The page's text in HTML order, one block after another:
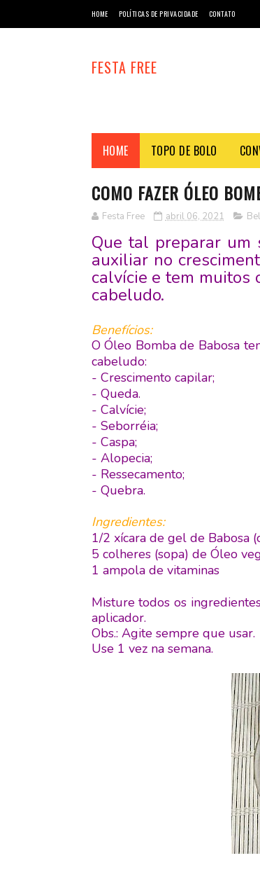
HOME POLÍTICAS DE PRIVACIDADE CONTATO
FESTA FREE
HOME TOPO DE BOLO
COMO FAZER ÓLEO
Festa Free abril 06, 2021
Que tal preparar um
auxiliar no
calvície e tem muitos
cabeludo.
Benefícios:
O Óleo Bomba de Babosa
cabeludo:
- Crescimento capilar;
- Queda.
- Calvície;
- Seborréia;
- Caspa;
- Alopecia;
- Ressecamento;
- Quebra.
Ingredientes:
1/2 xícara de gel de Babosa
5 colheres (sopa) de Óleo
1 ampola de vitaminas
Misture todos os
aplicador.
Obs.: Agite sempre que usar.
Use 1 vez na semana.